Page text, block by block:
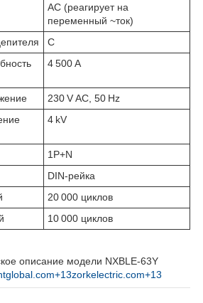
AC (реагирует на
переменный ~ток)
C
4 500 A
230 V AC, 50 Hz
4 kV
1P+N
DIN‑рейка
20 000 циклов
10 000 циклов
описание модели NXBLE‑63Y